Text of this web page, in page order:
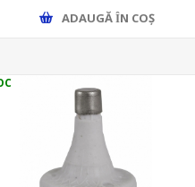
ADAUGĂ ȊN COŞ